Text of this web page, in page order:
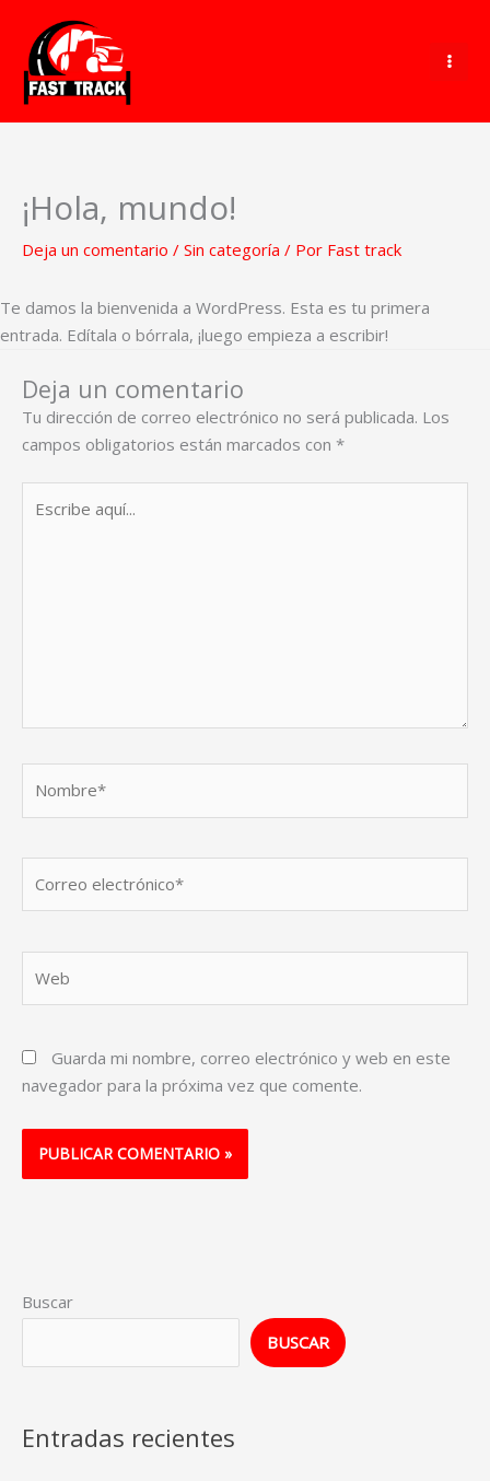
contenido
Buscar
BUSCAR
Entradas recientes
¡Hola, mundo!
Deja un comentario / Sin categoría / Por Fast track
Te damos la bienvenida a WordPress. Esta es tu primera
entrada. Edítala o bórrala, ¡luego empieza a escribir!
Deja un comentario
Tu dirección de correo electrónico no será publicada. Los
campos obligatorios están marcados con *
aquí...
electrónico*
Guarda mi nombre, correo electrónico y web en este
navegador para la próxima vez que comente.